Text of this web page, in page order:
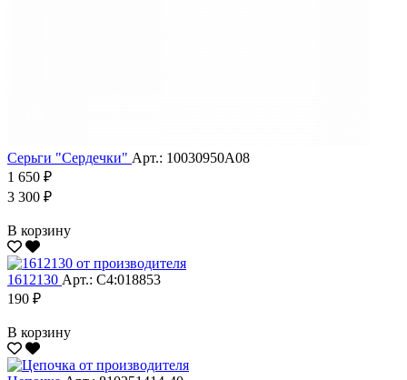
Серьги "Сердечки" Арт.: 10030950А08
1 650 ₽
3 300 ₽
В корзину
1612130 Арт.: С4:018853
190 ₽
В корзину